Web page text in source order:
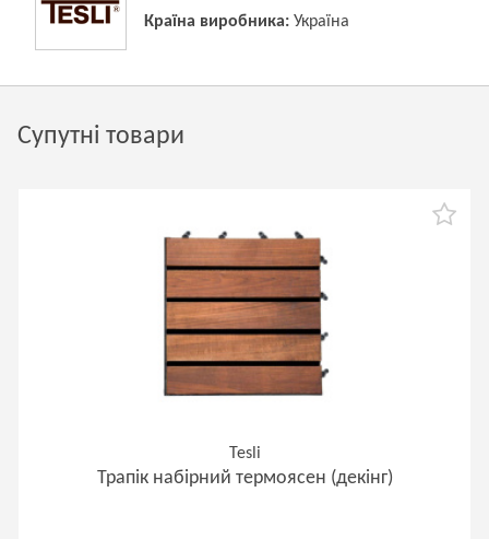
Країна виробника: Україна
Супутні товари
Tesli
Трапік набірний термоясен (декінг)